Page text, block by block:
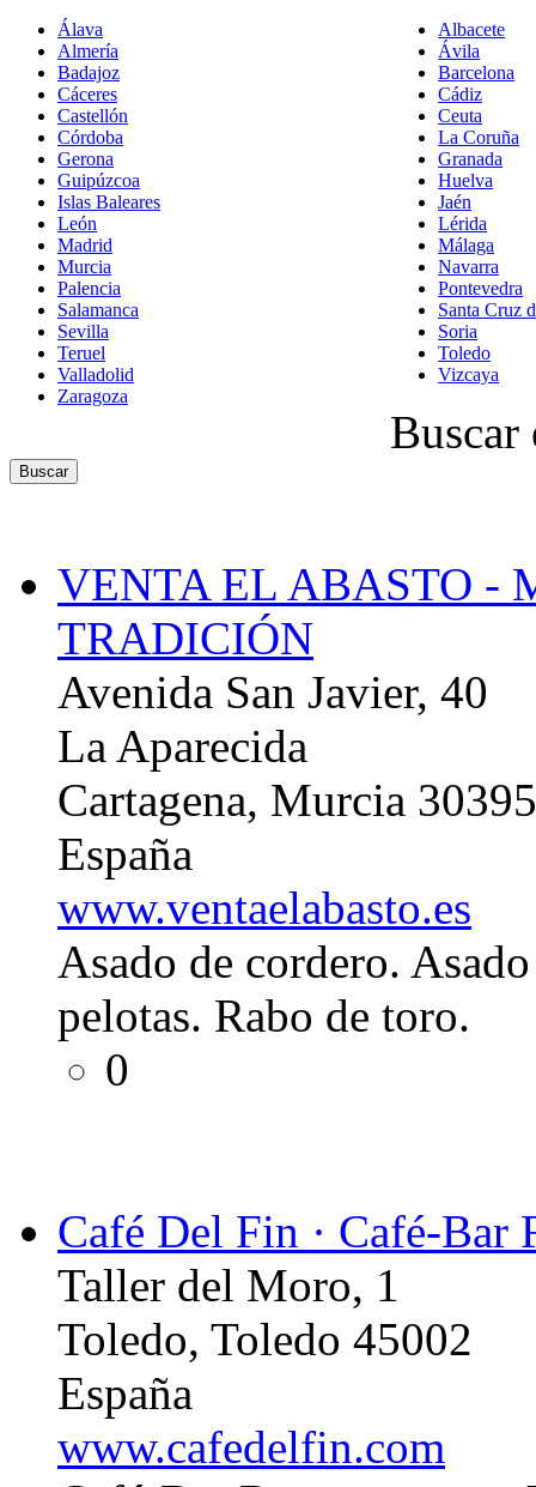
Álava
Almería
Badajoz
Cáceres
Castellón
Córdoba
Gerona
Guipúzcoa
Islas Baleares
León
Madrid
Murcia
Palencia
Salamanca
Sevilla
Teruel
Valladolid
Zaragoza
Albacete
Ávila
Barcelona
Cádiz
Ceuta
La Coruña
Granada
Huelva
Jaén
Lérida
Málaga
Navarra
Pontevedra
Santa Cruz
Soria
Toledo
Vizcaya
Buscar
VENTA EL ABASTO -
TRADICIÓN
Avenida San Javier, 40
La Aparecida
Cartagena, Murcia 30395
España
www.ventaelabasto.es
Asado de cordero.
pelotas. Rabo de toro.
0
Café Del Fin · Café-Bar
Taller del Moro, 1
Toledo, Toledo 45002
España
www.cafedelfin.com